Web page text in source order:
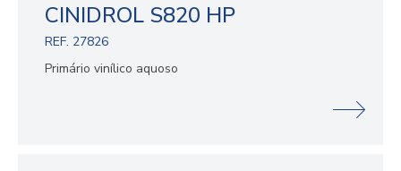
CINIDROL S820 HP
REF. 27826
Primário vinílico aquoso